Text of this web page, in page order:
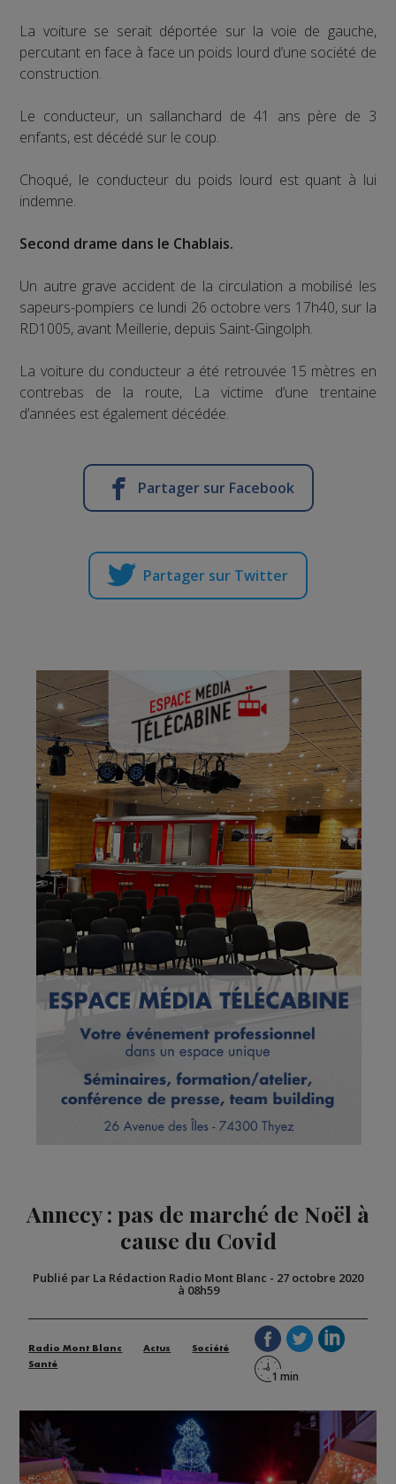
La voiture se serait déportée sur la voie de gauche,
percutant en face à face un poids lourd d’une société de
construction.
Le conducteur, un sallanchard de 41 ans père de 3
enfants, est décédé sur le coup.
Choqué, le conducteur du poids lourd est quant à lui
indemne.
Second drame dans le Chablais.
Un autre grave accident de la circulation a mobilisé les
sapeurs-pompiers ce lundi 26 octobre vers 17h40, sur la
RD1005, avant Meillerie, depuis Saint-Gingolph.
La voiture du conducteur a été retrouvée 15 mètres en
contrebas de la route, La victime d’une trentaine
d’années est également décédée.
Partager sur Facebook
Partager sur Twitter
Annecy : pas de marché de Noël à
cause du Covid
Publié par La Rédaction Radio Mont Blanc - 27 octobre 2020
à 08h59
Radio Mont Blanc Actus
Société
Santé